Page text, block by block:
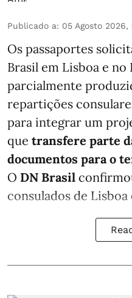
Publicado a: 05 Agosto 2026,
Os passaportes
Brasil em Lisboa e no
parcialmente
repartições
para integrar um
que transfere parte
documentos para o
O DN Brasil
consulados de Lisboa